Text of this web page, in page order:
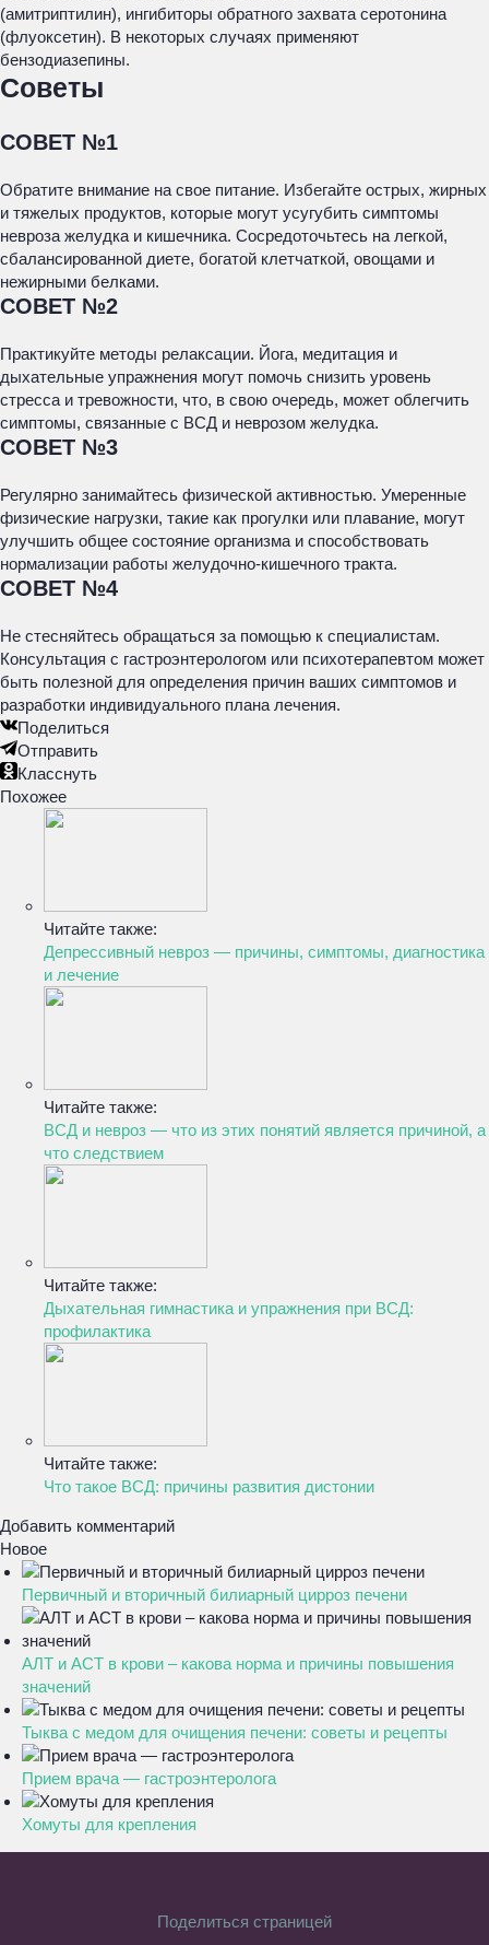
(амитриптилин), ингибиторы обратного захвата серотонина
(флуоксетин). В некоторых случаях применяют
бензодиазепины.
Советы
СОВЕТ №1
Обратите внимание на свое питание. Избегайте острых, жирных
и тяжелых продуктов, которые могут усугубить симптомы
невроза желудка и кишечника. Сосредоточьтесь на легкой,
сбалансированной диете, богатой клетчаткой, овощами и
нежирными белками.
СОВЕТ №2
Практикуйте методы релаксации. Йога, медитация и
дыхательные упражнения могут помочь снизить уровень
стресса и тревожности, что, в свою очередь, может облегчить
симптомы, связанные с ВСД и неврозом желудка.
СОВЕТ №3
Регулярно занимайтесь физической активностью. Умеренные
физические нагрузки, такие как прогулки или плавание, могут
улучшить общее состояние организма и способствовать
нормализации работы желудочно-кишечного тракта.
СОВЕТ №4
Не стесняйтесь обращаться за помощью к специалистам.
Консультация с гастроэнтерологом или психотерапевтом может
быть полезной для определения причин ваших симптомов и
разработки индивидуального плана лечения.
Поделиться
Отправить
Класснуть
Похожее
Читайте также:
Депрессивный невроз — причины, симптомы, диагностика
и лечение
Читайте также:
ВСД и невроз — что из этих понятий является причиной, а
что следствием
Читайте также:
Дыхательная гимнастика и упражнения при ВСД:
профилактика
Читайте также:
Что такое ВСД: причины развития дистонии
Добавить комментарий
Новое
Первичный и вторичный билиарный цирроз печени
АЛТ и АСТ в крови – какова норма и причины повышения
значений
Тыква с медом для очищения печени: советы и рецепты
Прием врача — гастроэнтеролога
Хомуты для крепления
Поделиться страницей